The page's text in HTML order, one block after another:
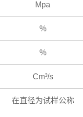
Mpa
％
％
Cm³/s
在直径为试样公称